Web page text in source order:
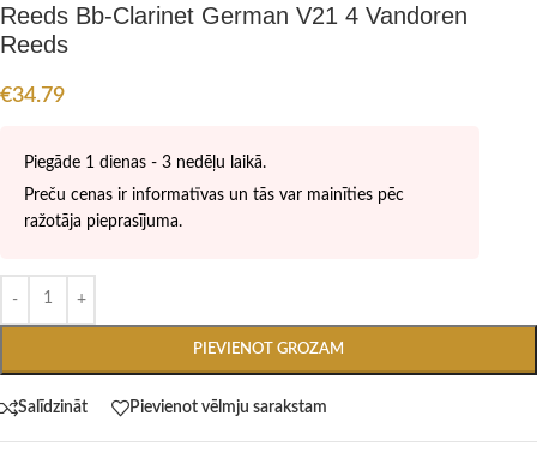
Reeds Bb-Clarinet German V21 4 Vandoren
Reeds
€34.79
Piegāde 1 dienas - 3 nedēļu laikā.
Preču cenas ir informatīvas un tās var mainīties pēc
ražotāja pieprasījuma.
PIEVIENOT GROZAM
Salīdzināt Pievienot vēlmju sarakstam